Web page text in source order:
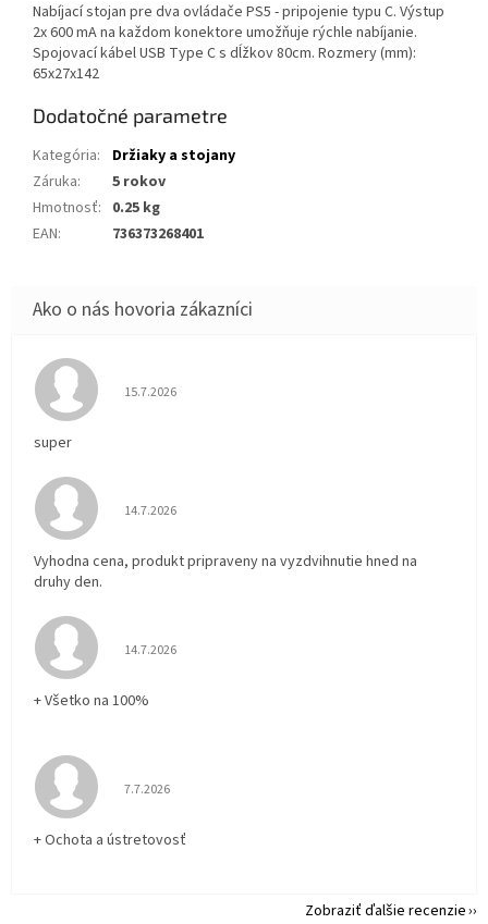
Nabíjací stojan pre dva ovládače PS5 - pripojenie typu C. Výstup
2x 600 mA na každom konektore umožňuje rýchle nabíjanie.
Spojovací kábel USB Type C s dĺžkov 80cm. Rozmery (mm):
65x27x142
Dodatočné parametre
Kategória:
Držiaky a stojany
Záruka:
5 rokov
Hmotnosť: 0.25 kg
EAN: 736373268401
Hodnotenie obchodu je 5 z 5 hviezdičiek.
15.7.2026
super
Hodnotenie obchodu je 5 z 5 hviezdičiek.
14.7.2026
Vyhodna cena, produkt pripraveny na vyzdvihnutie hned na
druhy den.
Hodnotenie obchodu je 5 z 5 hviezdičiek.
14.7.2026
+ Všetko na 100%
Hodnotenie obchodu je 5 z 5 hviezdičiek.
7.7.2026
+ Ochota a ústretovosť
Zobraziť ďalšie recenzie